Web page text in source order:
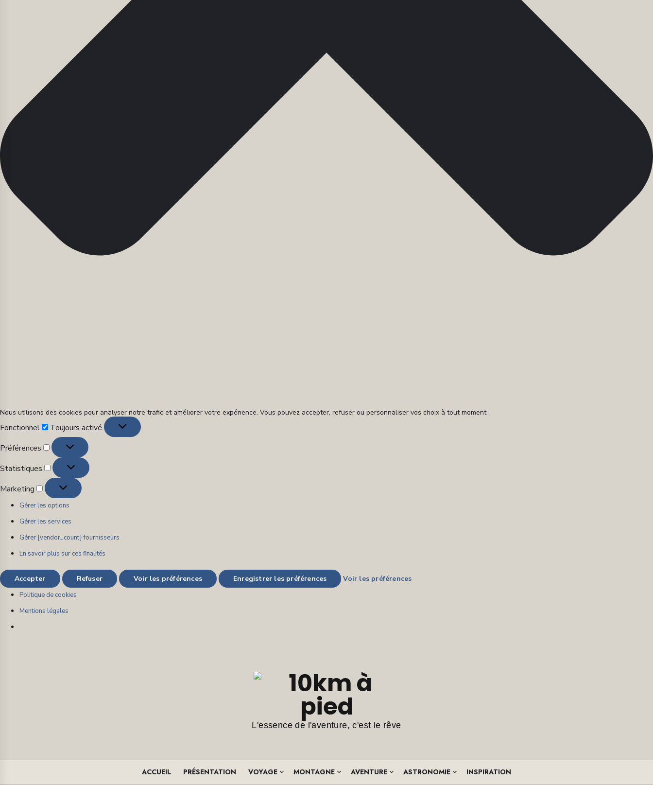
Nous utilisons des cookies pour analyser notre trafic et améliorer votre expérience. Vous pouvez accepter, refuser ou personnaliser vos choix à tout moment.
Fonctionnel Fonctionnel
Toujours activé
Préférences
Préférences
Statistiques Statistiques
Marketing Marketing
Gérer les options
Gérer les services
Gérer {vendor_count} fournisseurs
En savoir plus sur ces finalités
Accepter Refuser Voir les préférences Enregistrer les préférences Voir les préférences
Politique de cookies
Mentions légales
L'essence de l'aventure, c'est le rêve
ACCUEIL PRÉSENTATION VOYAGE MONTAGNE AVENTURE ASTRONOMIE INSPIRATION